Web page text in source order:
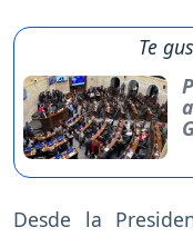
Te
Desde la